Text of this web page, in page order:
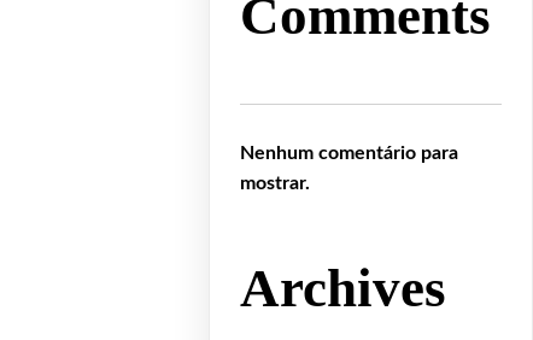
Comments
Nenhum comentário para
mostrar.
Archives